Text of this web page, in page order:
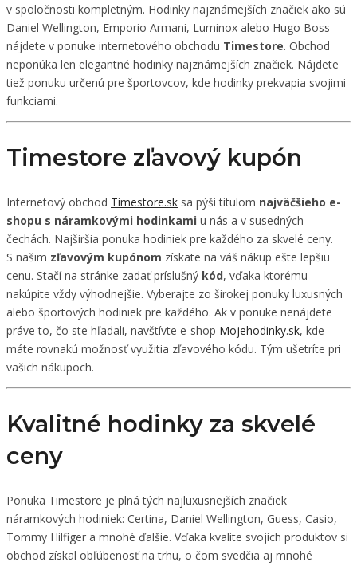
v spoločnosti kompletným. Hodinky najznámejších značiek ako sú
Daniel Wellington, Emporio Armani, Luminox alebo Hugo Boss
nájdete v ponuke internetového obchodu Timestore. Obchod
neponúka len elegantné hodinky najznámejších značiek. Nájdete
tiež ponuku určenú pre športovcov, kde hodinky prekvapia svojimi
funkciami.
Timestore zľavový kupón
Internetový obchod Timestore.sk sa pýši titulom najväčšieho e-
shopu s náramkovými hodinkami u nás a v susedných
čechách. Najširšia ponuka hodiniek pre každého za skvelé ceny.
S našim zľavovým kupónom získate na váš nákup ešte lepšiu
cenu. Stačí na stránke zadať príslušný kód, vďaka ktorému
nakúpite vždy výhodnejšie. Vyberajte zo širokej ponuky luxusných
alebo športových hodiniek pre každého. Ak v ponuke nenájdete
práve to, čo ste hľadali, navštívte e-shop Mojehodinky.sk, kde
máte rovnakú možnosť využitia zľavového kódu. Tým ušetríte pri
vašich nákupoch.
Kvalitné hodinky za skvelé
ceny
Ponuka Timestore je plná tých najluxusnejších značiek
náramkových hodiniek: Certina, Daniel Wellington, Guess, Casio,
Tommy Hilfiger a mnohé ďalšie. Vďaka kvalite svojich produktov si
obchod získal obľúbenosť na trhu, o čom svedčia aj mnohé